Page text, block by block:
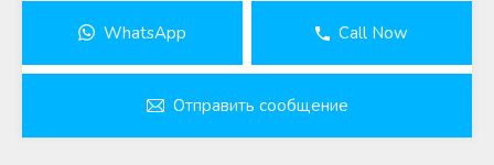
WhatsApp Call Now
Отправить сообщение